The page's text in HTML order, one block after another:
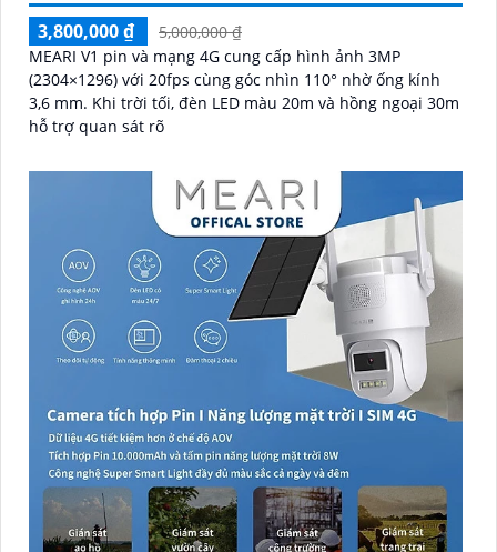
3,800,000 ₫
5,000,000 ₫
MEARI V1 pin và mạng 4G cung cấp hình ảnh 3MP
(2304×1296) với 20fps cùng góc nhìn 110° nhờ ống kính
3,6 mm. Khi trời tối, đèn LED màu 20m và hồng ngoại 30m
hỗ trợ quan sát rõ